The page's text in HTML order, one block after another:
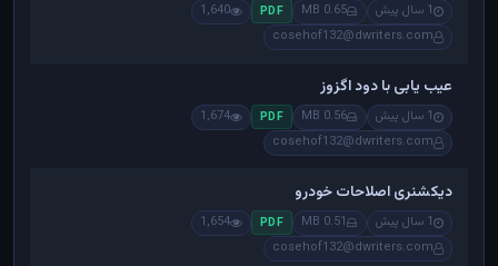
1 سال پیش 0.65 MB
PDF
1,640
cosehof132@dwriters.com
عیب یابی با دود اگزوز
1 سال پیش 0.56 MB
PDF
1,674
cosehof132@dwriters.com
دیکشنری اصلاحات خودرو
1 سال پیش 0.51 MB
PDF
1,654
cosehof132@dwriters.com